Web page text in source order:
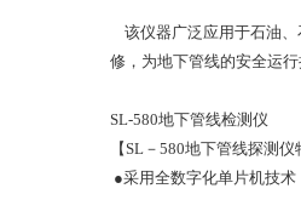
该仪器广泛应用于石油、
修，为地下管线的安全运
SL-580地下管线检测仪
【SL－580地下管线探测仪
●采用全数字化单片机技